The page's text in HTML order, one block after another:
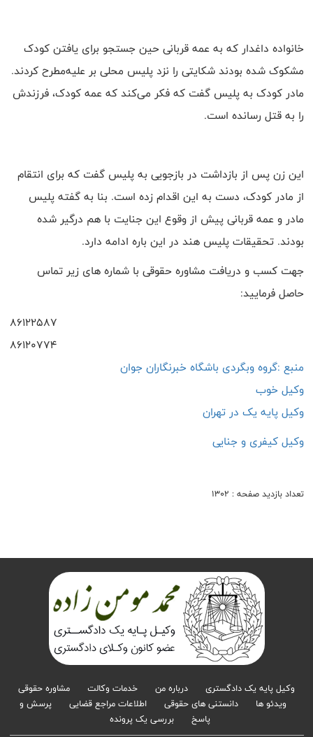
خانواده داغدار که به عمه قربانی حین جستجو برای یافتن کودک
مشکوک شده بودند شکایتی را نزد پلیس محلی بر علیهمطرح کردند.
مادر کودک به پلیس گفت که فکر میکند که عمه کودک، فرزندش
را به قتل رسانده است.
این زن پس از بازداشت در بازجویی به پلیس گفت که برای انتقام
از مادر کودک، دست به این اقدام زده است. بنا به گفته پلیس
مادر و عمه قربانی پیش از وقوع این جنایت با هم درگیر شده
بودند. تحقیقات پلیس هند در این باره ادامه دارد.
جهت کسب و دریافت مشاوره حقوقی با شماره های زیر تماس
حاصل فرمایید:
86122587
86120774
منبع :گروه وبگردی باشگاه خبرنگاران جوان
وکیل خوب
وکیل پایه یک در تهران
وکیل کیفری و جنایی
تعداد بازدید صفحه : 1302
وکیل پایه یک دادگستری درباره من خدمات وکالت
مشاوره حقوقی
ویدئو ها
دانستنی های حقوقی اطلاعات مراجع قضایی
پرسش و
پاسخ
بررسی یک پرونده